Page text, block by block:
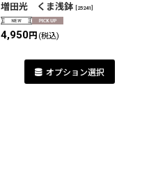
増田光 くま浅鉢 25241
4,950円 (税込)
オプション選択